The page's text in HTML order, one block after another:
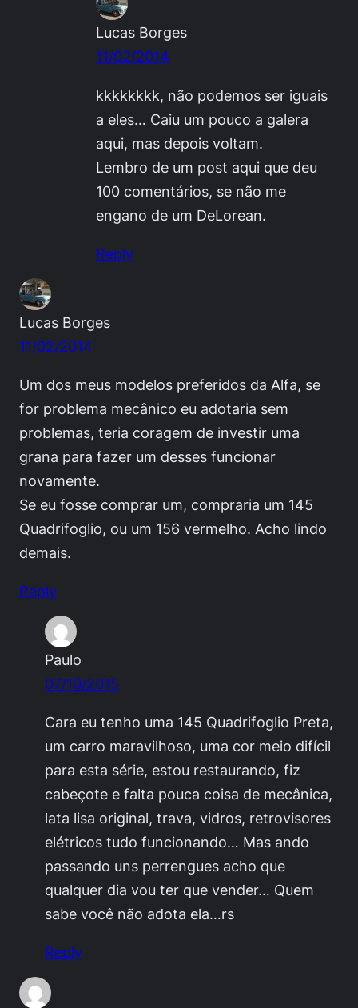
Lucas Borges
11/02/2014
kkkkkkkk, não podemos ser iguais
a eles… Caiu um pouco a galera
aqui, mas depois voltam.
Lembro de um post aqui que deu
100 comentários, se não me
engano de um DeLorean.
Reply
Lucas Borges
11/02/2014
Um dos meus modelos preferidos da Alfa, se
for problema mecânico eu adotaria sem
problemas, teria coragem de investir uma
grana para fazer um desses funcionar
novamente.
Se eu fosse comprar um, compraria um 145
Quadrifoglio, ou um 156 vermelho. Acho lindo
demais.
Reply
Paulo
07/10/2015
Cara eu tenho uma 145 Quadrifoglio Preta,
um carro maravilhoso, uma cor meio difícil
para esta série, estou restaurando, fiz
cabeçote e falta pouca coisa de mecânica,
lata lisa original, trava, vidros, retrovisores
elétricos tudo funcionando… Mas ando
passando uns perrengues acho que
qualquer dia vou ter que vender… Quem
sabe você não adota ela…rs
Reply